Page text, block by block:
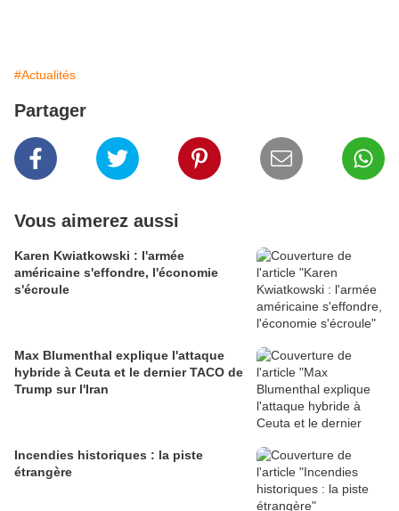
#Actualités
Partager
Vous aimerez aussi
Karen Kwiatkowski : l'armée
américaine s'effondre, l'économie
s'écroule
Max Blumenthal explique l'attaque
hybride à Ceuta et le dernier TACO de
Trump sur l'Iran
Incendies historiques : la piste
étrangère